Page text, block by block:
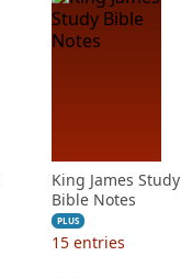
King James Study
Bible Notes
PLUS
15 entries